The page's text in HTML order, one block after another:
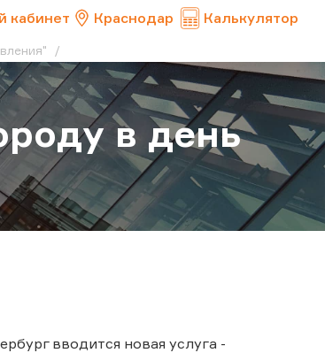
кабинет Краснодар Калькулятор
в день
вводится новая услуга -